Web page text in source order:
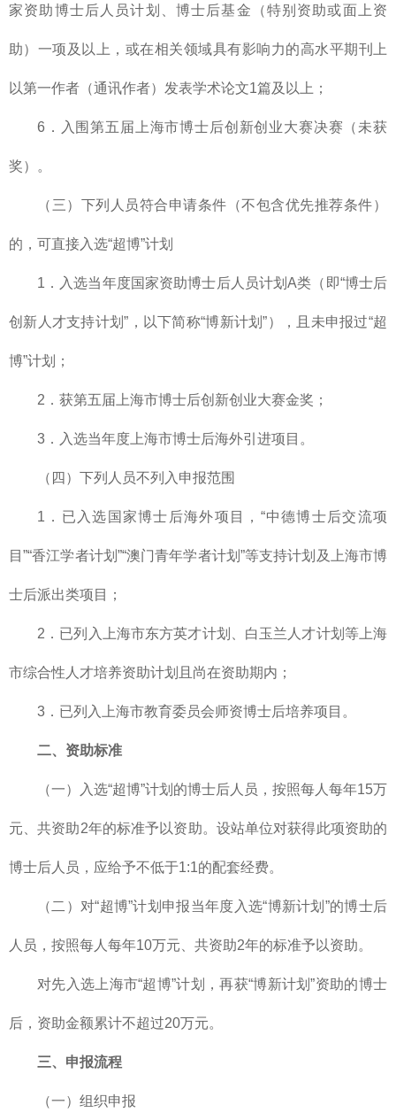
家资助博士后人员计划、博士后基金（特别资助或面上资
助）一项及以上，或在相关领域具有影响力的高水平期刊上
以第一作者（通讯作者）发表学术论文1篇及以上；
6．入围第五届上海市博士后创新创业大赛决赛（未获
奖）。
（三）下列人员符合申请条件（不包含优先推荐条件）
的，可直接入选“超博”计划
1．入选当年度国家资助博士后人员计划A类（即“博士后
创新人才支持计划”，以下简称“博新计划”），且未申报过“超
博”计划；
2．获第五届上海市博士后创新创业大赛金奖；
3．入选当年度上海市博士后海外引进项目。
（四）下列人员不列入申报范围
1．已入选国家博士后海外项目，“中德博士后交流项
目”“香江学者计划”“澳门青年学者计划”等支持计划及上海市博
士后派出类项目；
2．已列入上海市东方英才计划、白玉兰人才计划等上海
市综合性人才培养资助计划且尚在资助期内；
3．已列入上海市教育委员会师资博士后培养项目。
二、资助标准
（一）入选“超博”计划的博士后人员，按照每人每年15万
元、共资助2年的标准予以资助。设站单位对获得此项资助的
博士后人员，应给予不低于1:1的配套经费。
（二）对“超博”计划申报当年度入选“博新计划”的博士后
人员，按照每人每年10万元、共资助2年的标准予以资助。
对先入选上海市“超博”计划，再获“博新计划”资助的博士
后，资助金额累计不超过20万元。
三、申报流程
（一）组织申报